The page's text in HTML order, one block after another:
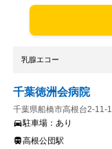
乳腺エコー
千葉徳洲会病院
千葉県船橋市高根台2-11-1
駐車場： あり
高根公団駅